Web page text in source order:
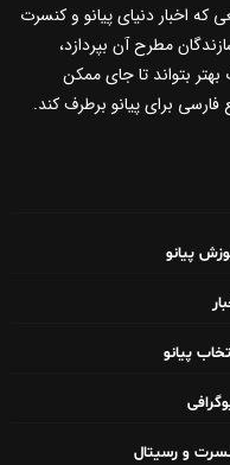
اخبار دنیای پیانو و کنسرت
مطرح آن بپردازد،
بتواند تا جای ممکن
فارسی برای پیانو برطرف کند.
پیانو
پیانو
و رسیتال